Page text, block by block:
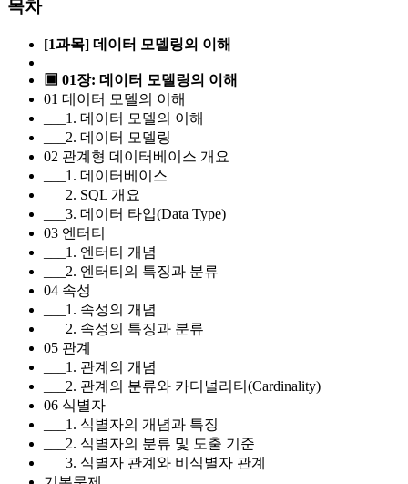
목차
[1과목] 데이터 모델링의 이해
▣ 01장: 데이터 모델링의 이해
01 데이터 모델의 이해
___1. 데이터 모델의 이해
___2. 데이터 모델링
02 관계형 데이터베이스 개요
___1. 데이터베이스
___2. SQL 개요
___3. 데이터 타입(Data Type)
03 엔터티
___1. 엔터티 개념
___2. 엔터티의 특징과 분류
04 속성
___1. 속성의 개념
___2. 속성의 특징과 분류
05 관계
___1. 관계의 개념
___2. 관계의 분류와 카디널리티(Cardinality)
06 식별자
___1. 식별자의 개념과 특징
___2. 식별자의 분류 및 도출 기준
___3. 식별자 관계와 비식별자 관계